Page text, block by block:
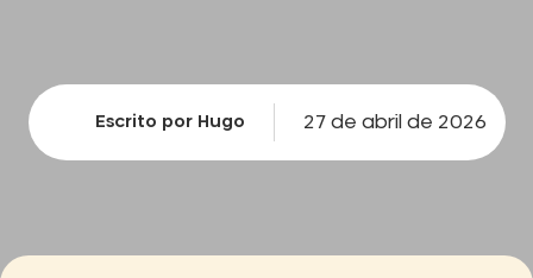
Escrito por Hugo 27 de abril de 2026